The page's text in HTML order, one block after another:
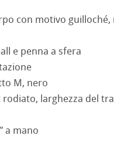
con motivo guilloché,
e penna a sfera
M, nero
larghezza del
a mano